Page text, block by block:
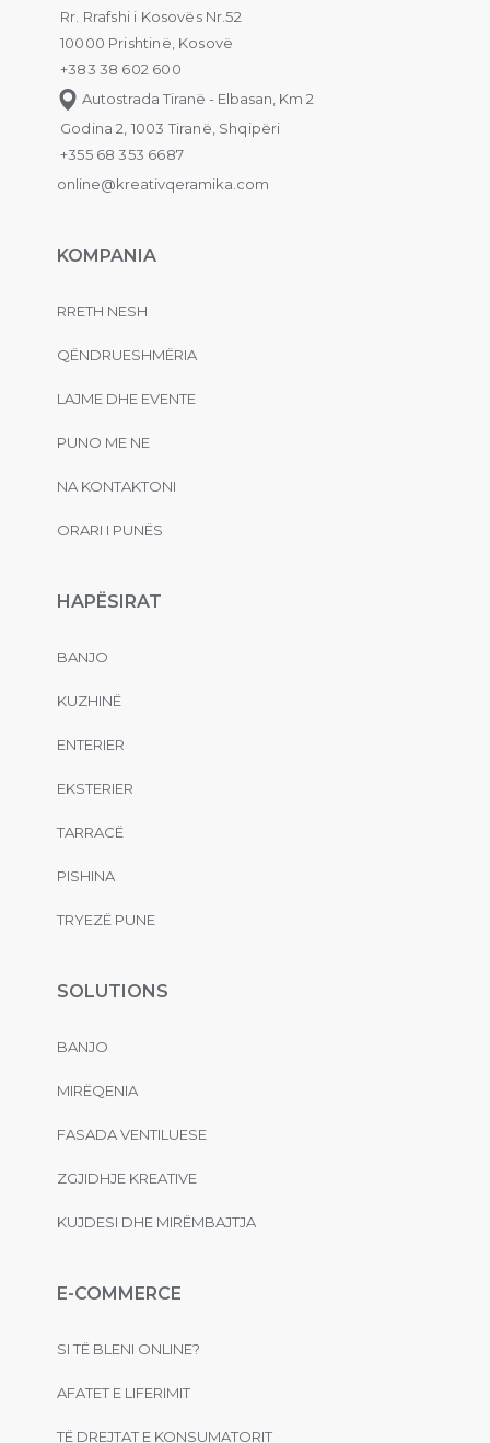
Rr. Rrafshi i Kosovës Nr.52
10000 Prishtinë, Kosovë
+383 38 602 600
Autostrada Tiranë - Elbasan, Km 2
Godina 2, 1003 Tiranë, Shqipëri
+355 68 353 6687
online@kreativqeramika.com
KOMPANIA
RRETH NESH
QËNDRUESHMËRIA
LAJME DHE EVENTE
PUNO ME NE
NA KONTAKTONI
ORARI I PUNËS
HAPËSIRAT
BANJO
KUZHINË
ENTERIER
EKSTERIER
TARRACË
PISHINA
TRYEZË PUNE
SOLUTIONS
BANJO
MIRËQENIA
FASADA VENTILUESE
ZGJIDHJE KREATIVE
KUJDESI DHE MIRËMBAJTJA
E-COMMERCE
SI TË BLENI ONLINE?
AFATET E LIFERIMIT
TË DREJTAT E KONSUMATORIT